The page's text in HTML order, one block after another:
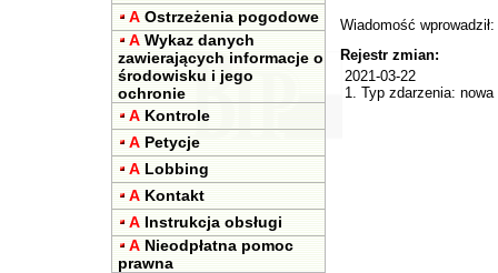
A Ostrzeżenia pogodowe
A Wykaz danych
zawierających informacje o
środowisku i jego
ochronie
A Kontrole
A Petycje
A Lobbing
A Kontakt
A Instrukcja obsługi
A Nieodpłatna pomoc
prawna
Wiadomość wprowadził:
Rejestr zmian:
2021-03-22
1. Typ zdarzenia: